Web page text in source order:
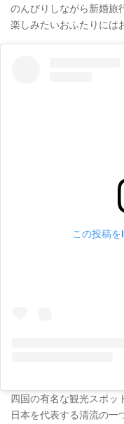
のんびりしながら新婚旅
楽しみたいおふたりに
この投稿
四国の有名な観光スポッ
日本を代表する清流の一